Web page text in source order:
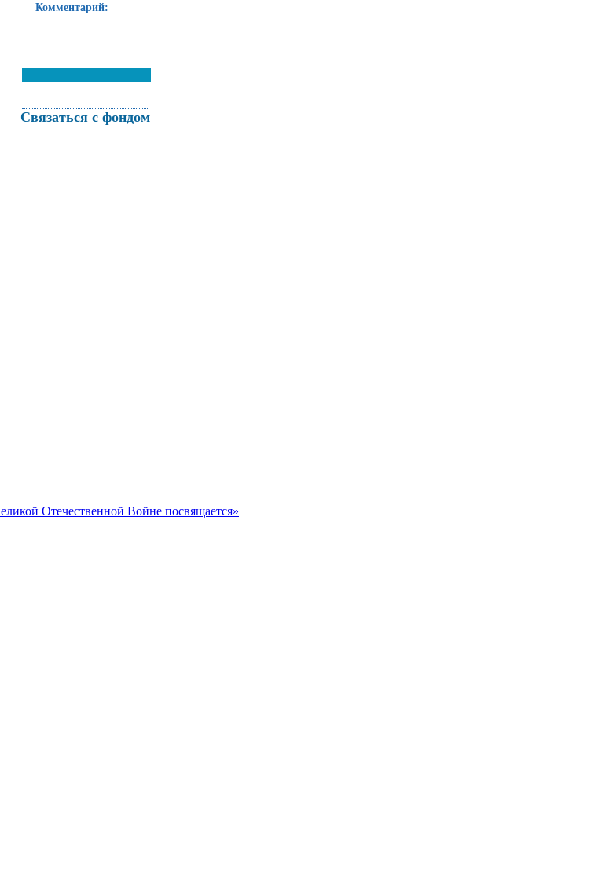
Комментарий:
Связаться с фондом
Отечественной Войне посвящается»